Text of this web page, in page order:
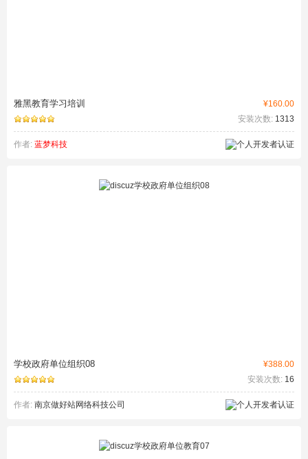
¥160.00
雅黑教育学习培训
安装次数: 1313
作者: 蓝梦科技
¥388.00
学校政府单位组织08
安装次数: 16
作者: 南京做好站网络科技公司